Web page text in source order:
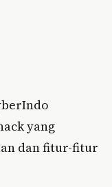
yang
dan fitur-fitur